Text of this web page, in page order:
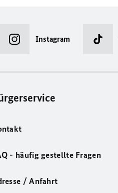
Instagram
- häufig gestellte Fragen
/ Anfahrt